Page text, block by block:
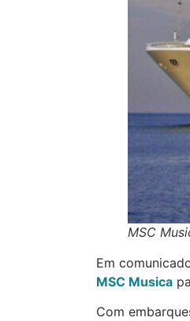
MSC
Em
MSC Musica
Com